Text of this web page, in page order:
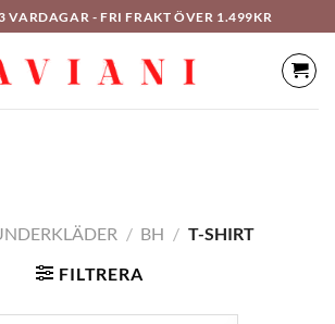
VARDAGAR - FRI FRAKT ÖVER 1.499KR
/ BH / T-SHIRT
FILTRERA